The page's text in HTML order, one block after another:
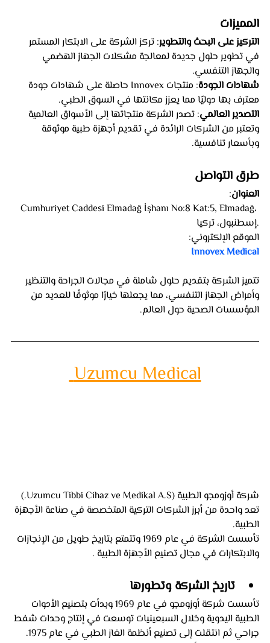
المميزات
التركيز على البحث والتطوير: تركز الشركة على الابتكار المستمر
في تطوير حلول جديدة لمعالجة مشكلات الجهاز الهضمي
والجهاز التنفسي.
شهادات الجودة
: منتجات Innovex حاصلة على شهادات جودة
معترف بها دوليًا مما يعزز مكانتها في السوق الطبي.
التصدير العالمي: تصدر الشركة منتجاتها إلى الأسواق العالمية
وتعتبر من الشركات الرائدة في تقديم أجهزة طبية موثوقة
وبأسعار تنافسية.
طرق التواصل
العنوان:
إسطنبول، تركيا.
الموقع الإلكتروني:
Innovex Medical
تتميز الشركة بتقديم حلول شاملة في مجالات الجراحة والتنظير
وأمراض الجهاز التنفسي، مما يجعلها خيارًا موثوقًا للعديد من
المؤسسات الصحية حول العالم.
Uzumcu Medical
شركة أوزومجو الطبية (Uzumcu Tibbi Cihaz ve Medikal A.S.)
تعد واحدة من أبرز الشركات التركية المتخصصة في صناعة الأجهزة
الطبية.
تأسست الشركة في عام 1969 وتتمتع بتاريخ طويل من الإنجازات
والابتكارات في مجال تصنيع الأجهزة الطبية .
تاريخ الشركة وتطورها
تأسست شركة أوزومجو في عام 1969 وبدأت بتصنيع الأدوات
الطبية اليدوية وخلال السبعينيات توسعت في إنتاج وحدات شفط
جراحي ثم انتقلت إلى تصنيع أنظمة الغاز الطبي في عام 1975.